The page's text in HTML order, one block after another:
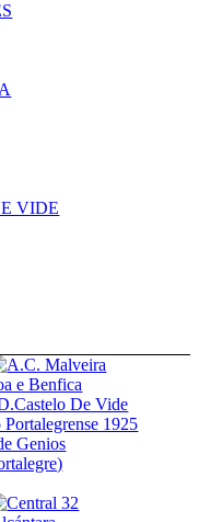
VIDE